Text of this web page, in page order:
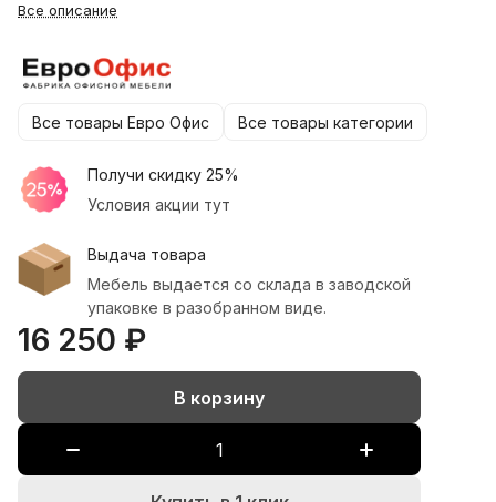
Все описание
Все товары Евро Офис Все товары категории
Получи скидку 25%
Условия акции тут
Выдача товара
Мебель выдается со склада в заводской
упаковке в разобранном виде.
16 250 ₽
В корзину